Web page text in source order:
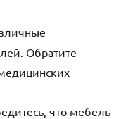
Обратите
что мебель